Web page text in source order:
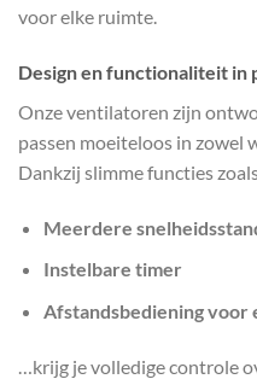
voor elke ruimte.
Design en functionaliteit in
Onze ventilatoren zijn
passen moeiteloos in zowel
Dankzij slimme functies
Meerdere
Instelbare timer
Afstandsbediening voor
…krijg je volledige controle